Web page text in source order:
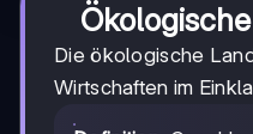
Die ökologische
Wirtschaften im